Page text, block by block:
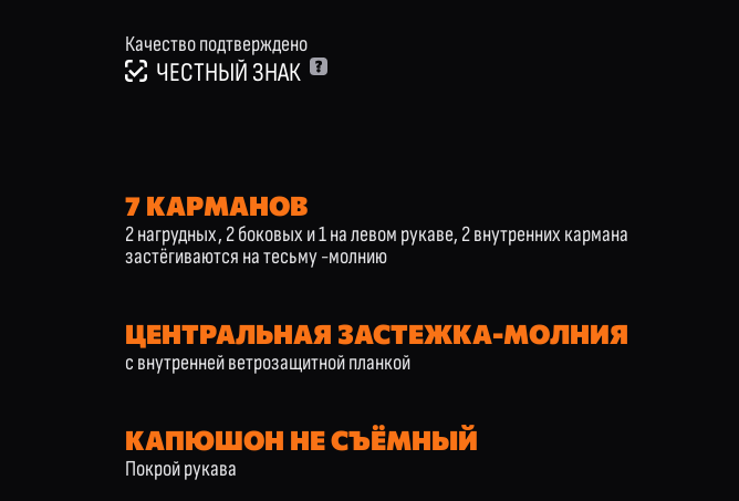
Качество подтверждено
ЧЕСТНЫЙ ЗНАК
7 КАРМАНОВ
2 нагрудных, 2 боковых и 1 на левом рукаве, 2 внутренних кармана
застёгиваются на тесьму -молнию
ЦЕНТРАЛЬНАЯ ЗАСТЕЖКА-МОЛНИЯ
с внутренней ветрозащитной планкой
КАПЮШОН НЕ СЪЁМНЫЙ
Покрой рукава